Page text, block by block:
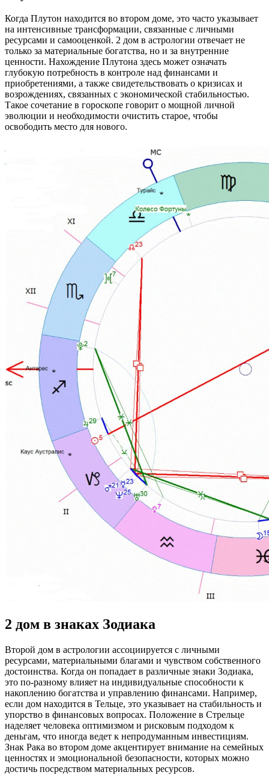
Когда Плутон находится во втором доме, это часто указывает
на интенсивные трансформации, связанные с личными
ресурсами и самооценкой. 2 дом в астрологии отвечает не
только за материальные богатства, но и за внутренние
ценности. Нахождение Плутона здесь может означать
глубокую потребность в контроле над финансами и
приобретениями, а также свидетельствовать о кризисах и
возрождениях, связанных с экономической стабильностью.
Такое сочетание в гороскопе говорит о мощной личной
эволюции и необходимости очистить старое, чтобы
освободить место для нового.
2 дом в знаках Зодиака
Второй дом в астрологии ассоциируется с личными
ресурсами, материальными благами и чувством собственного
достоинства. Когда он попадает в различные знаки Зодиака,
это по-разному влияет на индивидуальные способности к
накоплению богатства и управлению финансами. Например,
если дом находится в Тельце, это указывает на стабильность и
упорство в финансовых вопросах. Положение в Стрельце
наделяет человека оптимизмом и рисковым подходом к
деньгам, что иногда ведет к непродуманным инвестициям.
Знак Рака во втором доме акцентирует внимание на семейных
ценностях и эмоциональной безопасности, которых можно
достичь посредством материальных ресурсов.